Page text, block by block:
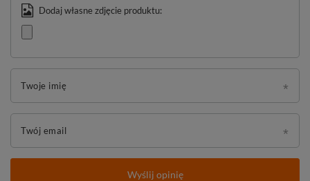
Dodaj własne zdjęcie produktu:
Twoje imię
Twój email
Wyślij opinię